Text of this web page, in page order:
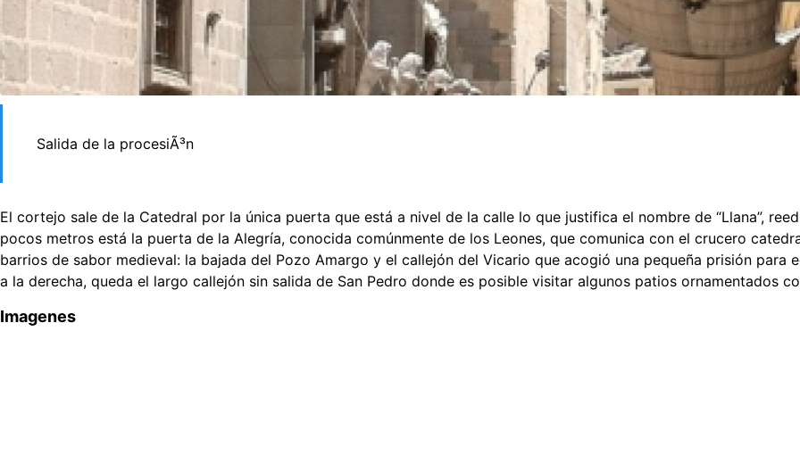
Salida de la procesiÃ³n
El cortejo sale de la Catedral por la única puerta que está a nivel de la calle lo que justifica el nombre de “Llana”,
pocos metros está la puerta de la Alegría, conocida comúnmente de los Leones, que comunica con el crucero
barrios de sabor medieval: la bajada del Pozo Amargo y el callejón del Vicario que acogió una pequeña prisión para
a la derecha, queda el largo callejón sin salida de San Pedro donde es posible visitar algunos patios ornamentados
Imagenes